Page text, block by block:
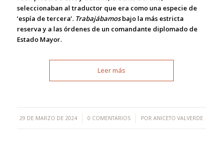
seleccionaban al traductor que era como una especie de
‘espía de tercera’. Trabajábamosbajo la más estricta
reserva y a las órdenes de un comandante diplomado de
Estado Mayor.
Leer más
29 DE MARZO DE 2024
/ 0 COMENTARIOS
/ PORANICETO VALVERDE